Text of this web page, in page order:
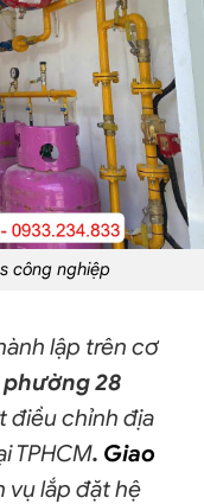
công nghiệp
lập trên cơ
28
điều chỉnh địa
TPHCM. Giao
vụ lắp đặt hệ